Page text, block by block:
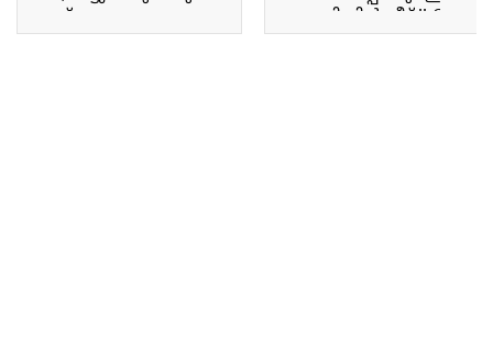
കാഴ്ചക്കാരുടെയും
മനസ്സുനിറച്ച വീട്.!! 500
ഒരു സിമ്പിൾ വീട്.!! 6
Cent Budget friendly